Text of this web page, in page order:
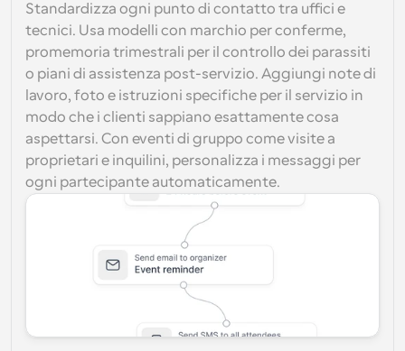
Standardizza ogni punto di contatto tra uffici e
tecnici. Usa modelli con marchio per conferme,
promemoria trimestrali per il controllo dei parassiti
o piani di assistenza post-servizio. Aggiungi note di
lavoro, foto e istruzioni specifiche per il servizio in
modo che i clienti sappiano esattamente cosa
aspettarsi. Con eventi di gruppo come visite a
proprietari e inquilini, personalizza i messaggi per
ogni partecipante automaticamente.